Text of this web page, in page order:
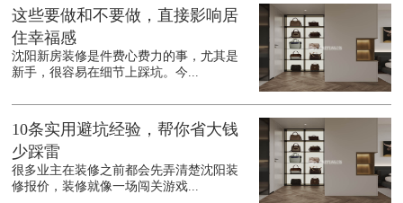
这些要做和不要做，直接影响居
住幸福感
沈阳新房装修是件费心费力的事，尤其是
新手，很容易在细节上踩坑。今...
10条实用避坑经验，帮你省大钱
少踩雷
很多业主在装修之前都会先弄清楚沈阳装
修报价，装修就像一场闯关游戏...